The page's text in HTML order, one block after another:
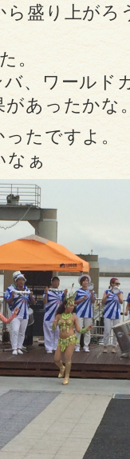
ら盛り上が
。
、ワールド
があったかな
たですよ。
なぁ